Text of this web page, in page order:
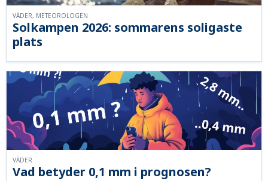
Solkampen 2026: sommarens soligaste
plats
VÄDER, METEOROLOGEN
Vad betyder 0,1 mm i prognosen?
VÄDER